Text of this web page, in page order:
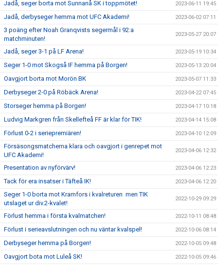
Jadå, seger borta mot Sunnanå SK i toppmötet! 2023-06-11 19:45
Jadå, derbyseger hemma mot UFC Akademi! 2023-06-02 07:11
3 poäng efter Noah Granqvists segermål i 92:a
matchminuten!
2023-05-27 20:07
Jadå, seger 3-1 på LF Arena! 2023-05-19 10:34
Seger 1-0 mot Skogså IF hemma på Borgen! 2023-05-13 20:04
Oavgjort borta mot Morön BK 2023-05-07 11:33
Derbyseger 2-0 på Röbäck Arena! 2023-04-22 07:45
Storseger hemma på Borgen! 2023-04-17 10:18
Ludvig Markgren från Skellefteå FF är klar för TIK! 2023-04-14 15:08
Förlust 0-2 i seriepremiären! 2023-04-10 12:09
Försäsongsmatcherna klara och oavgjort i genrepet mot
UFC Akademi!
2023-04-06 12:32
Presentation av nyförvärv! 2023-04-06 12:23
Tack för era insatser i Täfteå IK! 2023-04-06 12:20
Seger 1-0 borta mot Kramfors i kvalreturen men TIK
utslaget ur div.2-kvalet!
2022-10-29 09:29
Förlust hemma i första kvalmatchen! 2022-10-11 08:48
Förlust i serieavslutningen och nu väntar kvalspel! 2022-10-06 08:14
Derbyseger hemma på Borgen! 2022-10-05 09:48
Oavgjort bota mot Luleå SK! 2022-10-05 09:46